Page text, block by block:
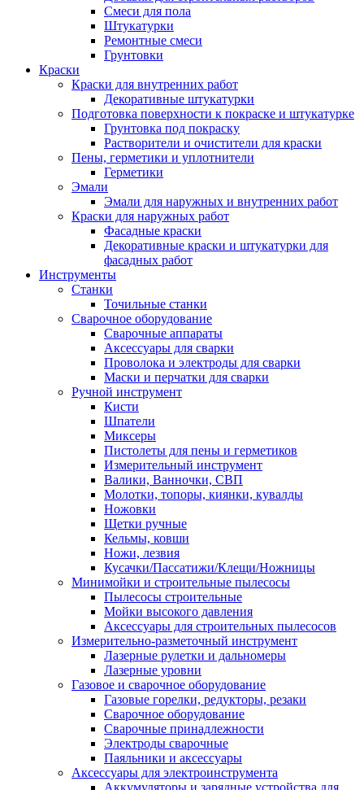
Смеси для пола
Штукатурки
Ремонтные смеси
Грунтовки
Краски
Краски для внутренних работ
Декоративные штукатурки
Подготовка поверхности к покраске и штукатурке
Грунтовка под покраску
Растворители и очистители для краски
Пены, герметики и уплотнители
Герметики
Эмали
Эмали для наружных и внутренних работ
Краски для наружных работ
Фасадные краски
Декоративные краски и штукатурки для
фасадных работ
Инструменты
Станки
Точильные станки
Сварочное оборудование
Сварочные аппараты
Аксессуары для сварки
Проволока и электроды для сварки
Маски и перчатки для сварки
Ручной инструмент
Кисти
Шпатели
Миксеры
Пистолеты для пены и герметиков
Измерительный инструмент
Валики, Ванночки, СВП
Молотки, топоры, киянки, кувалды
Ножовки
Щетки ручные
Кельмы, ковши
Ножи, лезвия
Кусачки/Пассатижи/Клещи/Ножницы
Минимойки и строительные пылесосы
Пылесосы строительные
Мойки высокого давления
Аксессуары для строительных пылесосов
Измерительно-разметочный инструмент
Лазерные рулетки и дальномеры
Лазерные уровни
Газовое и сварочное оборудование
Газовые горелки, редукторы, резаки
Сварочное оборудование
Сварочные принадлежности
Электроды сварочные
Паяльники и аксессуары
Аксессуары для электроинструмента
Аккумуляторы и зарядные устройства для